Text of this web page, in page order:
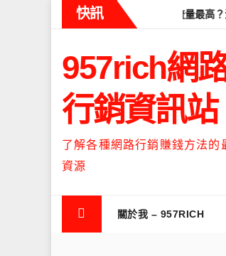
快訊
Threads什麼時候流量最高？流量高峰時
957rich網
行銷資訊站
了解各種網路行銷賺錢方法的
資源
關於我 – 957RICH